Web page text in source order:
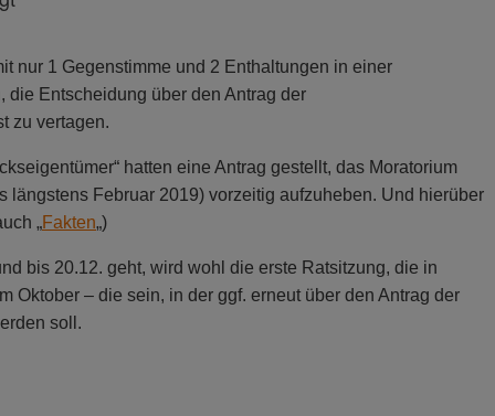
nur 1 Gegenstimme und 2 Enthaltungen in einer
Entscheidung über den Antrag der
zu vertagen.
hatten eine Antrag gestellt, das Moratorium
längstens Februar 2019) vorzeitig aufzuheben. Und hierüber
„Fakten„)
bis 20.12. geht, wird wohl die erste Ratsitzung, die in
Oktober – die sein, in der ggf. erneut über den Antrag der
soll.